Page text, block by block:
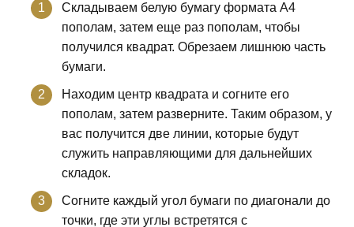
Складываем белую бумагу формата А4
пополам, затем еще раз пополам, чтобы
получился квадрат. Обрезаем лишнюю часть
бумаги.
Находим центр квадрата и согните его
пополам, затем разверните. Таким образом, у
вас получится две линии, которые будут
служить направляющими для дальнейших
складок.
Согните каждый угол бумаги по диагонали до
точки, где эти углы встретятся с